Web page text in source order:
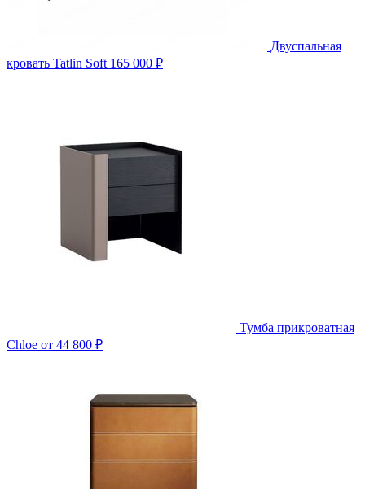
Двуспальная
кровать Tatlin Soft 165 000 ₽
Тумба прикроватная
Chloe от 44 800 ₽